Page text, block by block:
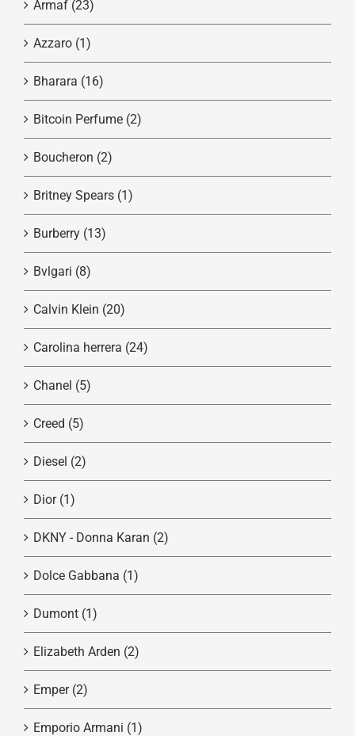
Armaf (23)
Azzaro (1)
Bharara (16)
Bitcoin Perfume (2)
Boucheron (2)
Britney Spears (1)
Burberry (13)
Bvlgari (8)
Calvin Klein (20)
Carolina herrera (24)
Chanel (5)
Creed (5)
Diesel (2)
Dior (1)
DKNY - Donna Karan (2)
Dolce Gabbana (1)
Dumont (1)
Elizabeth Arden (2)
Emper (2)
Emporio Armani (1)